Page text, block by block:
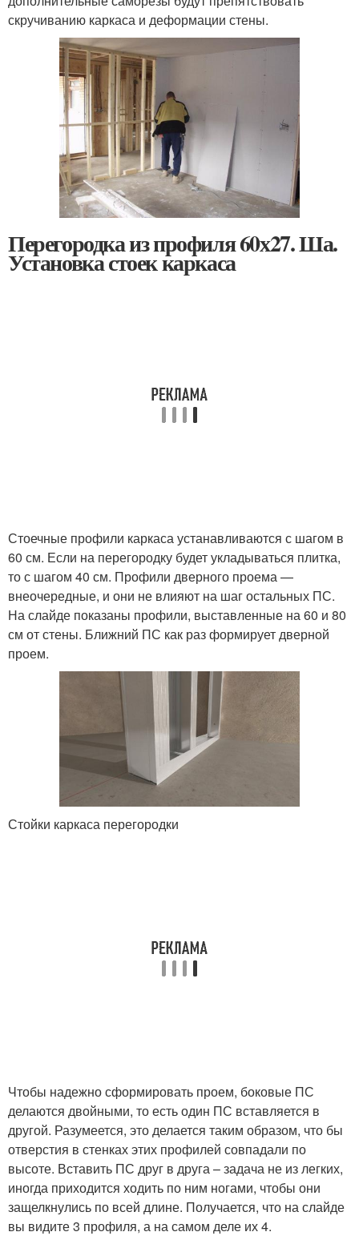
скручиванию каркаса и деформации стены.
Перегородка из профиля 60х27. Ша.
Установка стоек каркаса
Стоечные профили каркаса устанавливаются с шагом в
60 см. Если на перегородку будет укладываться плитка,
то с шагом 40 см. Профили дверного проема —
внеочередные, и они не влияют на шаг остальных ПС.
На слайде показаны профили, выставленные на 60 и 80
см от стены. Ближний ПС как раз формирует дверной
проем.
Стойки каркаса перегородки
Чтобы надежно сформировать проем, боковые ПС
делаются двойными, то есть один ПС вставляется в
другой. Разумеется, это делается таким образом, что бы
отверстия в стенках этих профилей совпадали по
высоте. Вставить ПС друг в друга – задача не из легких,
иногда приходится ходить по ним ногами, чтобы они
защелкнулись по всей длине. Получается, что на слайде
вы видите 3 профиля, а на самом деле их 4.